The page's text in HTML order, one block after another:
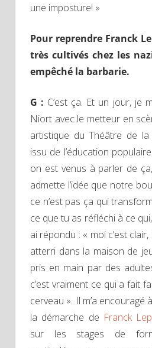
une imposture! »
Pour reprendre Franck
très cultivés chez les
empêché la barbarie.
G : C’est ça. Et un jour, je
Niort avec le metteur en
artistique du Théâtre de la
issu de l’éducation
on est venus à parler de
admette l’idée que notre
ce n’est pas ça qui
ce que tu as réfléchi à ce
ai répondu : « moi c’est clair,
atterri dans la maison de
pris en main par des
c’est vraiment ce qui a fait
cerveau ». Il m’a encouragé
la démarche de Franck
sur les stages de